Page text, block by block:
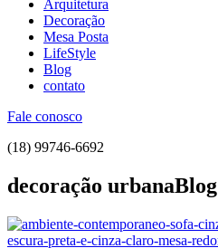
Arquitetura
Decoração
Mesa Posta
LifeStyle
Blog
contato
Fale conosco
(18) 99746-6692
decoração urbanaBlog